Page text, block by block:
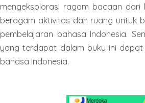
mengeksplorasi ragam bacaan
beragam aktivitas dan ruang untuk
pembelajaran bahasa Indonesia.
yang terdapat dalam buku ini dapat
bahasa Indonesia.